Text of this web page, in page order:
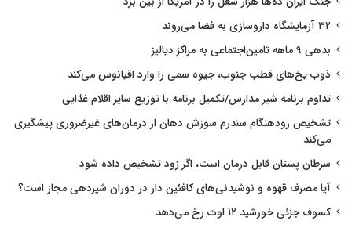
۳۲ آزمایشگاه داروسازی به فضا می‌روند
بدهی ۹ ماهه تامین‌اجتماعی به مراکز دیالیز
ذوب یخ‌های قطب جنوب، جیوه سمی را وارد اقیانوس می‌کند
تداوم برنامه شیر مدارس/تکمیل برنامه با توزیع سایر اقلام غذایی
تشخیص زودهنگام سندرم سوزش دهان از درمان‌های غیرضروری پیشگیری
می‌کند
سرطان پستان قابل درمان است، اگر زود تشخیص داده شود
آیا مصرف قهوه و نوشیدنی‌های کافئین دار در دوران شیردهی مجاز است؟
کسوف جزئی خورشید ۱۲ اوت رخ می‌دهد